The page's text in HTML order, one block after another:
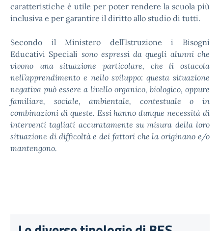
caratteristiche è utile per poter rendere la scuola più
inclusiva e per garantire il diritto allo studio di tutti.
Secondo il Ministero dell’Istruzione i Bisogni
Educativi Speciali sono espressi da quegli alunni che
vivono una situazione particolare, che li ostacola
nell’apprendimento e nello sviluppo: questa situazione
negativa può essere a livello organico, biologico, oppure
familiare, sociale, ambientale, contestuale o in
combinazioni di queste. Essi hanno dunque necessità di
interventi tagliati accuratamente su misura della loro
situazione di difficoltà e dei fattori che la originano e/o
mantengono.